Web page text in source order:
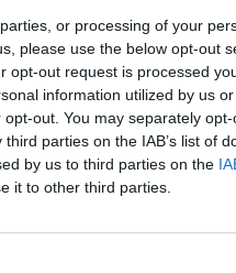
or processing of your
please use the below opt-out
opt-out request is processed
information utilized by us
out. You may separately
parties on the IAB’s list of
by us to third parties on the
it to other third parties.
Jego
To dzień
po
tak, jakby
jest gestem
szybkim
Najpełniej
w tym